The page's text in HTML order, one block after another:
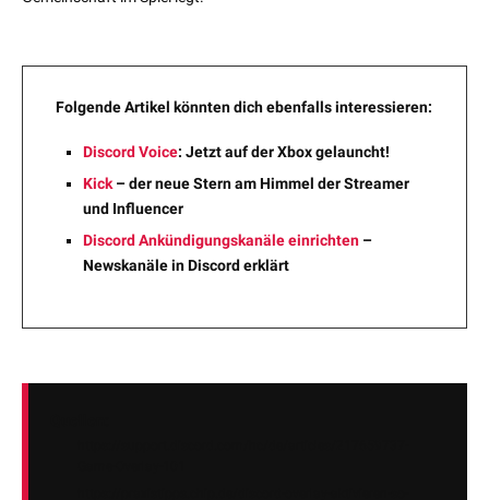
Folgende Artikel könnten dich ebenfalls interessieren:
Discord Voice: Jetzt auf der Xbox gelauncht!
Kick – der neue Stern am Himmel der Streamer
und Influencer
Discord Ankündigungskanäle einrichten –
Newskanäle in Discord erklärt